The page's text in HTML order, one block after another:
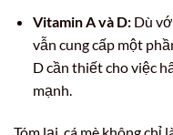
Vitamin A và D:Dù
vẫn cung cấp một
D cần thiết cho việc
mạnh.